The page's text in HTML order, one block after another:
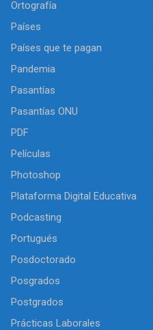
Ortografía
Países
Países que te pagan
Pandemia
Pasantías
Pasantías ONU
PDF
Películas
Photoshop
Plataforma Digital Educativa
Podcasting
Portugués
Posdoctorado
Posgrados
Postgrados
Prácticas Laborales